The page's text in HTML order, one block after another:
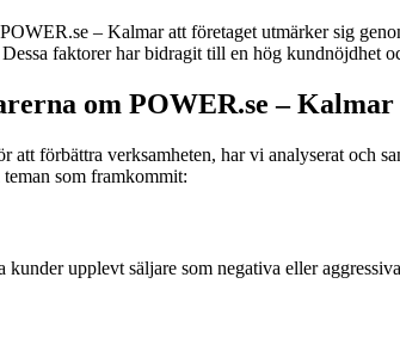
– Kalmar att företaget utmärker sig
faktorer har bidragit till en hög kundnöjdhet
om POWER.se – Kalmar
förbättra verksamheten, har vi analyserat och
som framkommit:
upplevt säljare som negativa eller